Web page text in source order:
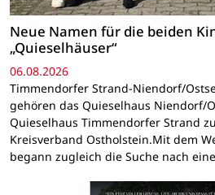
Neue Namen für die beiden
„Quieselhäuser“
06.08.2026
Timmendorfer Strand-Niendorf/
gehören das Quieselhaus Niendorf/
Quieselhaus Timmendorfer Strand
Kreisverband Ostholstein.Mit dem
begann zugleich die Suche nach